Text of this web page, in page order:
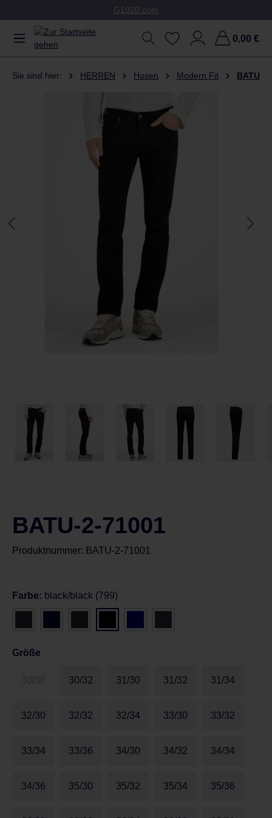
G1920.com
0,00 €
Sie sind hier: HERREN Hosen Modern Fit BATU
BATU-2-71001
Produktnummer: BATU-2-71001
Farbe: black/black (799)
Größe
30/32 31/30 31/32 31/34
32/30 32/32 32/34 33/30 33/32
33/34 33/36 34/30 34/32 34/34
34/36 35/30 35/32 35/34 35/36